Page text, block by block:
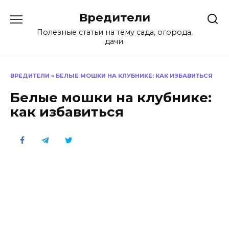
содержанию
Вредители
Полезные статьи на тему сада, огорода,
дачи.
ВРЕДИТЕЛИ » БЕЛЫЕ МОШКИ НА КЛУБНИКЕ: КАК ИЗБАВИТЬСЯ
Белые мошки на клубнике:
как избавиться